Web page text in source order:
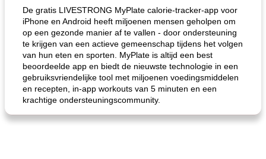
de jamcake van Georgië tennessee blauwe kaasperen kip
De gratis LIVESTRONG MyPlate calorie-tracker-app voor
iPhone en Android heeft miljoenen mensen geholpen om
op een gezonde manier af te vallen - door ondersteuning
te krijgen van een actieve gemeenschap tijdens het volgen
van hun eten en sporten. MyPlate is altijd een best
beoordeelde app en biedt de nieuwste technologie in een
gebruiksvriendelijke tool met miljoenen voedingsmiddelen
en recepten, in-app workouts van 5 minuten en een
krachtige ondersteuningscommunity.